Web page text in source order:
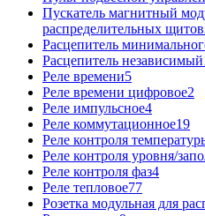
Пускатель магнитный
распределительных щитов
Расцепитель
Расцепитель независимый
Реле времени5
Реле времени цифровое2
Реле импульсное4
Реле коммутационное19
Реле контроля
Реле контроля уровня/
Реле контроля фаз4
Реле тепловое77
Розетка модульная для